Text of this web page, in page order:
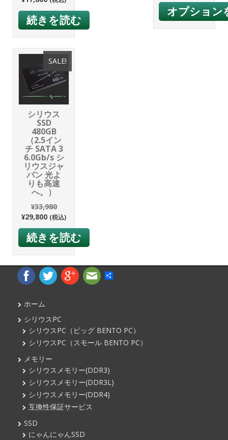
続きを読む
オプション
SALE!
シリウス
SSD
480GB
（2.5イン
チ SATA 3
6.0Gb/s シ
リウスジャ
パン 光よ
りも高速
へ。）
¥33,980
¥29,800 (税込)
続きを読む
ホーム
シリウスPC
シリウスPC（ビッグ BENTO PC）
シリウスPC（スモール BENTO PC）
メモリー
シリウスメモリー(DDR3)
シリウスメモリー(DDR3L)
シリウスメモリー(DDR4)
互換性保証サービス
SSD
にゃんにゃんSSD